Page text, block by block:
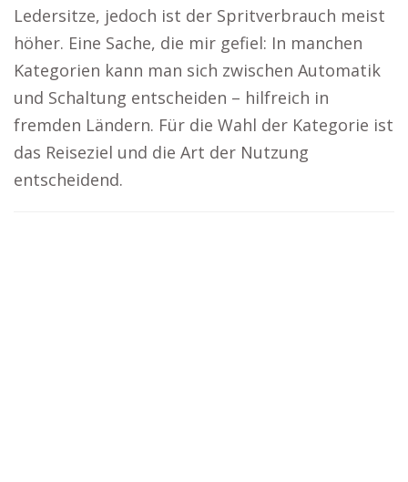
Ledersitze, jedoch ist der Spritverbrauch meist
höher. Eine Sache, die mir gefiel: In manchen
Kategorien kann man sich zwischen Automatik
und Schaltung entscheiden – hilfreich in
fremden Ländern. Für die Wahl der Kategorie ist
das Reiseziel und die Art der Nutzung
entscheidend.